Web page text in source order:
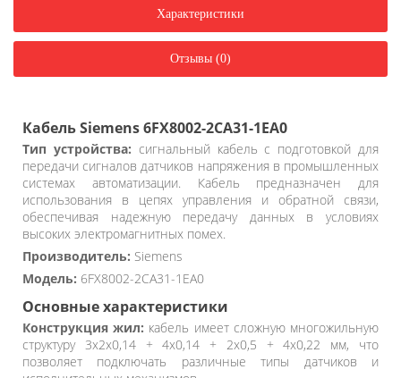
Характеристики
Отзывы (0)
Кабель Siemens 6FX8002-2CA31-1EA0
Тип устройства: сигнальный кабель с подготовкой для
передачи сигналов датчиков напряжения в промышленных
системах автоматизации. Кабель предназначен для
использования в цепях управления и обратной связи,
обеспечивая надежную передачу данных в условиях
высоких электромагнитных помех.
Производитель: Siemens
Модель: 6FX8002-2CA31-1EA0
Основные характеристики
Конструкция жил: кабель имеет сложную многожильную
структуру 3x2x0,14 + 4x0,14 + 2x0,5 + 4x0,22 мм, что
позволяет подключать различные типы датчиков и